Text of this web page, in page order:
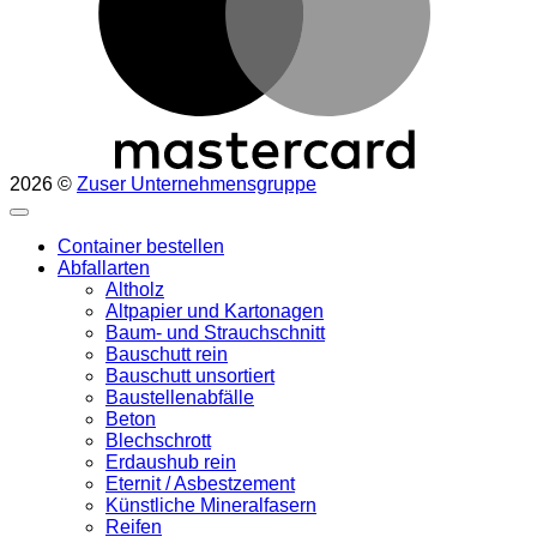
2026 © Zuser Unternehmensgruppe
Container bestellen
Abfallarten
Altholz
Altpapier und Kartonagen
Baum- und Strauchschnitt
Bauschutt rein
Bauschutt unsortiert
Baustellenabfälle
Beton
Blechschrott
Erdaushub rein
Eternit / Asbestzement
Künstliche Mineralfasern
Reifen